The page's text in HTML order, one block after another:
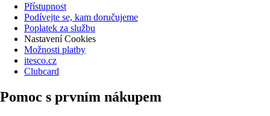
Přístupnost
Podívejte se, kam doručujeme
Poplatek za službu
Nastavení Cookies
Možnosti platby
itesco.cz
Clubcard
Pomoc s prvním nákupem